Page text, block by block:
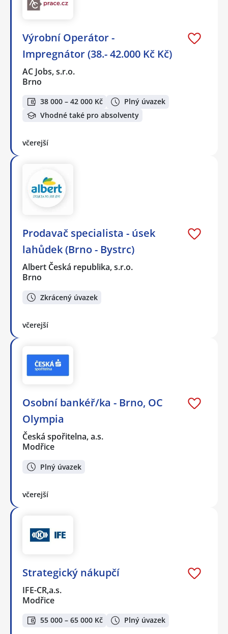
Výrobní Operátor -
Impregnátor (38.- 42.000 Kč Kč)
AC Jobs, s.r.o.
Brno
38 000 – 42 000 Kč
Plný úvazek
Vhodné také pro absolventy
včerejší
Prodavač specialista - úsek
lahůdek (Brno - Bystrc)
Albert Česká republika, s.r.o.
Brno
Zkrácený úvazek
včerejší
Osobní bankéř/ka - Brno, OC
Olympia
Česká spořitelna, a.s.
Modřice
Plný úvazek
včerejší
Strategický nákupčí
IFE-CR,a.s.
Modřice
55 000 – 65 000 Kč Plný úvazek